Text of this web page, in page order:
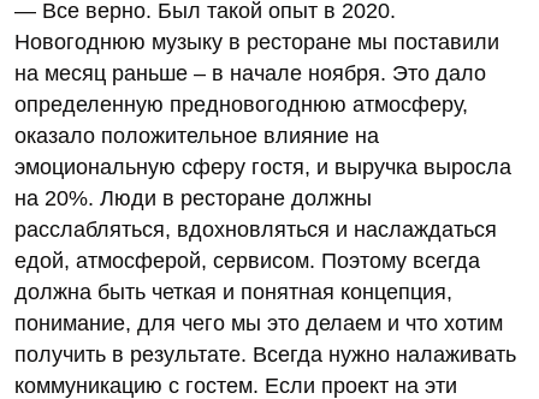
— Все верно. Был такой опыт в 2020.
Новогоднюю музыку в ресторане мы поставили
на месяц раньше – в начале ноября. Это дало
определенную предновогоднюю атмосферу,
оказало положительное влияние на
эмоциональную сферу гостя, и выручка выросла
на 20%. Люди в ресторане должны
расслабляться, вдохновляться и наслаждаться
едой, атмосферой, сервисом. Поэтому всегда
должна быть четкая и понятная концепция,
понимание, для чего мы это делаем и что хотим
получить в результате. Всегда нужно налаживать
коммуникацию с гостем. Если проект на эти